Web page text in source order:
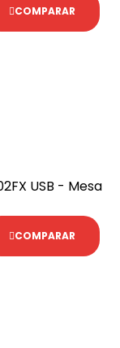
COMPARAR
COMPARAR